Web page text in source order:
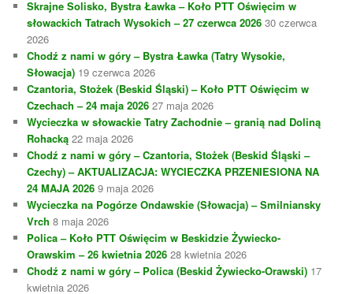
Skrajne Solisko, Bystra Ławka – Koło PTT Oświęcim w
słowackich Tatrach Wysokich – 27 czerwca 2026 30 czerwca
2026
Chodź z nami w góry – Bystra Ławka (Tatry Wysokie,
Słowacja) 19 czerwca 2026
Czantoria, Stożek (Beskid Śląski) – Koło PTT Oświęcim w
Czechach – 24 maja 2026 27 maja 2026
Wycieczka w słowackie Tatry Zachodnie – granią nad Doliną
Rohacką 22 maja 2026
Chodź z nami w góry – Czantoria, Stożek (Beskid Śląski –
Czechy) – AKTUALIZACJA: WYCIECZKA PRZENIESIONA NA
24 MAJA 2026 9 maja 2026
Wycieczka na Pogórze Ondawskie (Słowacja) – Smilniansky
Vrch 8 maja 2026
Polica – Koło PTT Oświęcim w Beskidzie Żywiecko-
Orawskim – 26 kwietnia 2026 28 kwietnia 2026
Chodź z nami w góry – Polica (Beskid Żywiecko-Orawski) 17
kwietnia 2026